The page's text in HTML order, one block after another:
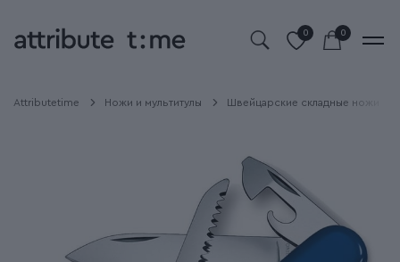
0 0
Attributetime Ножи и мультитулы Швейцарские складные ножи